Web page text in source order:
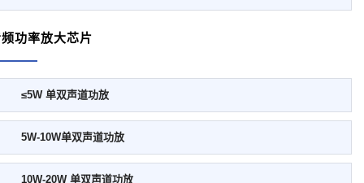
功率放大芯片
≤5W 单双声道功放
5W-10W单双声道功放
10W-20W 单双声道功放